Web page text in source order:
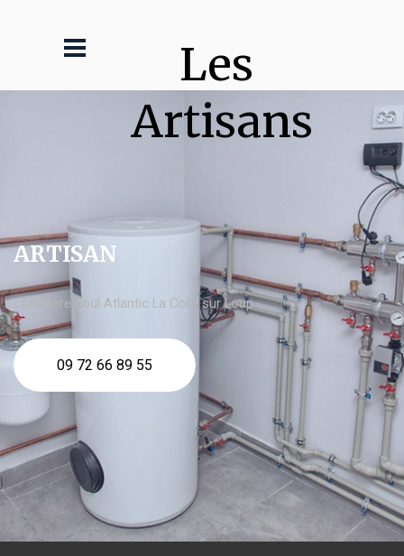
Les
Artisans
ARTISAN
chaudière fioul Atlantic La Colle sur Loup
09 72 66 89 55